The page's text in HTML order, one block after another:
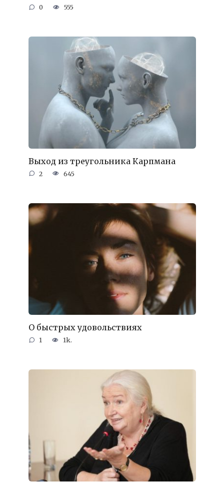
0 555
Выход из треугольника Карпмана
2 645
О быстрых удовольствиях
1 1k.